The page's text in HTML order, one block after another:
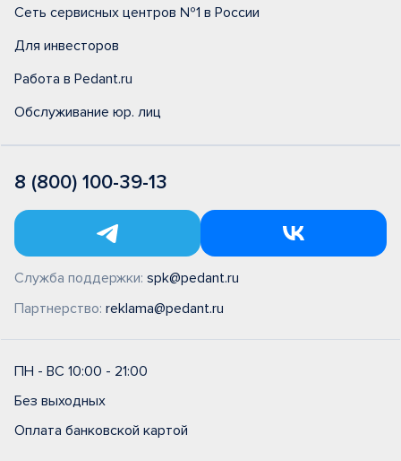
Сеть сервисных центров №1 в России
Для инвесторов
Работа в Pedant.ru
Обслуживание юр. лиц
8 (800) 100-39-13
Служба поддержки: spk@pedant.ru
Партнерство: reklama@pedant.ru
ПН - ВС 10:00 - 21:00
Без выходных
Оплата банковской картой